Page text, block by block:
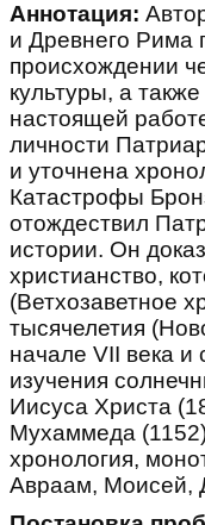
Аннотация:
и Древнего Рима
происхождении
культуры, а
настоящей
личности
и уточнена
Катастрофы
отождествил
истории. Он
христианство,
(Ветхозаветное
тысячелетия
начале VII века
изучения
Иисуса Христа
Мухаммеда
хронология,
Авраам, Моисей,